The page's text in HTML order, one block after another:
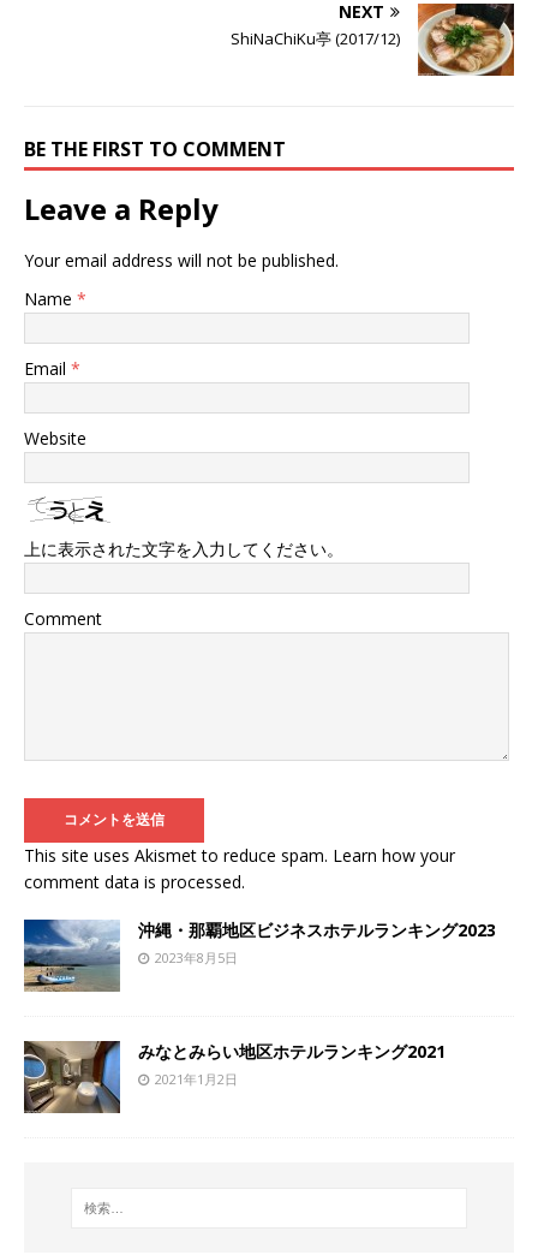
NEXT
ShiNaChiKu亭 (2017/12)
BE THE FIRST TO COMMENT
Leave a Reply
Your email address will not be published.
Name *
Email *
Website
上に表示された文字を入力してください。
Comment
This site uses Akismet to reduce spam. Learn how your
comment data is processed.
沖縄・那覇地区ビジネスホテルランキング2023
2023年8月5日
みなとみらい地区ホテルランキング2021
2021年1月2日